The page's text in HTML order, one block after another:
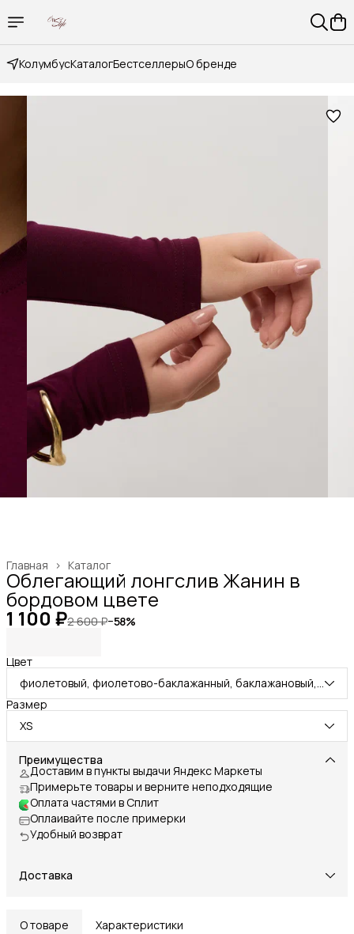
КолумбусКаталогБестселлерыО бренде
Каталог
Главная ›
Облегающий лонгслив Жанин в
бордовом цвете
1 100 ₽2 600 ₽−58%
Цвет
фиолетовый, фиолетово-баклажанный, баклажановый, сливовый, бордовый
Размер
XS
Преимущества
Доставим в пункты выдачи Яндекс Маркеты
Примерьте товары и верните неподходящие
Оплата частями в Сплит
Оплаивайте после примерки
Удобный возврат
Доставка
О товаре Характеристики